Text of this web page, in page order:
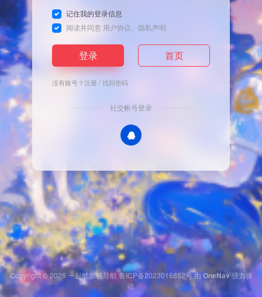
记住我的登录信息
阅读并同意 用户协议 隐私声明
登录 首页
没有账号？注册/找回密码
社交帐号登录
Copyright © 2026一起酷影视导航鲁ICP备2023016852号由OneNav强力驱
动